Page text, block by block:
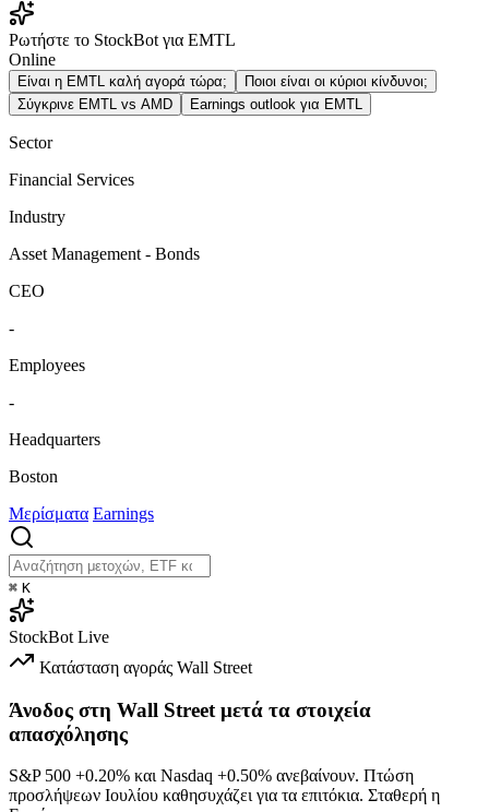
Ρωτήστε το StockBot για EMTL
Online
Είναι η EMTL καλή αγορά τώρα;
Ποιοι είναι οι κύριοι κίνδυνοι;
Σύγκρινε EMTL vs AMD
Earnings outlook για EMTL
Sector
Financial Services
Industry
Asset Management - Bonds
CEO
-
Employees
-
Headquarters
Boston
Μερίσματα Earnings
⌘ K
StockBot Live
Κατάσταση αγοράς Wall Street
Άνοδος στη Wall Street μετά τα στοιχεία
απασχόλησης
S&P 500 +0.20% και Nasdaq +0.50% ανεβαίνουν. Πτώση
προσλήψεων Ιουλίου καθησυχάζει για τα επιτόκια. Σταθερή η